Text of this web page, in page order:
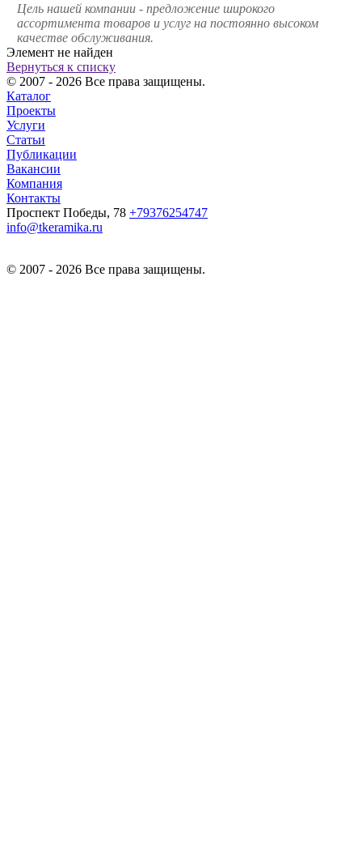
Цель нашей компании - предложение широкого
ассортимента товаров и услуг на постоянно высоком
качестве обслуживания.
Элемент не найден
Вернуться к списку
© 2007 - 2026 Все права защищены.
Каталог
Проекты
Услуги
Статьи
Публикации
Вакансии
Компания
Контакты
Проспект Победы, 78 +79376254747
info@tkeramika.ru
© 2007 - 2026 Все права защищены.